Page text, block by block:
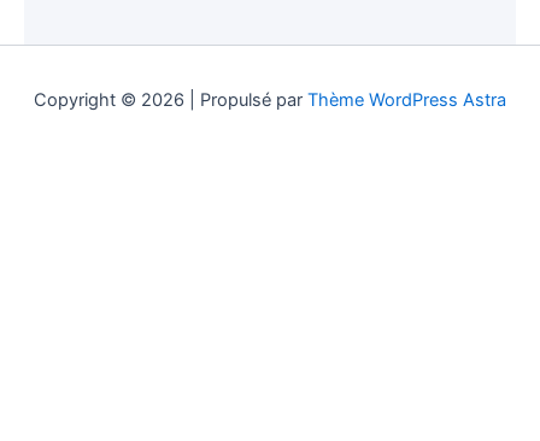
Copyright © 2026 | Propulsé par Thème WordPress Astra